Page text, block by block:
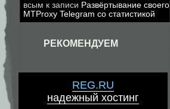
всым к записи Развёртывание своего
MTProxy Telegram со статистикой
РЕКОМЕНДУЕМ
REG.RU
надежный хостинг